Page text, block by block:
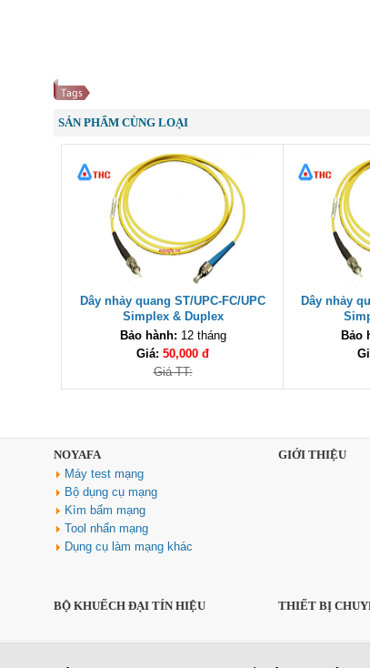
SẢN PHẨM CÙNG LOẠI
Dây nhảy quang ST/UPC-FC/UPC
Simplex & Duplex
Bảo hành: 12 tháng
Giá: 50,000 đ
Giá TT:
Dây nhảy
Bảo
NOYAFA
Máy test mạng
Bộ dụng cụ mạng
Kìm bấm mạng
Tool nhấn mạng
Dụng cụ làm mạng khác
GIỚI THIỆU
BỘ KHUẾCH ĐẠI TÍN HIỆU THIẾT BỊ